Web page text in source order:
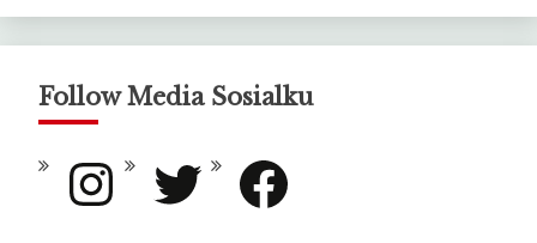
Follow Media Sosialku
Instagram Twitter Facebook